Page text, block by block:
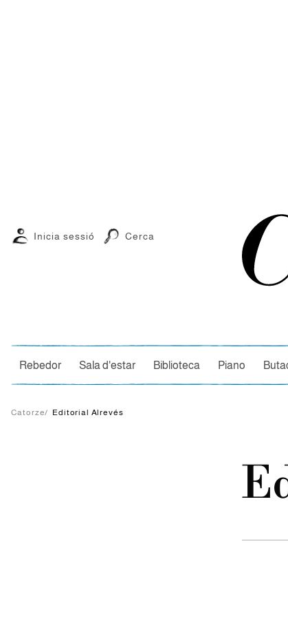
Inicia sessió Cerca
Rebedor Sala d'estar Biblioteca Piano
Catorze/ Editorial Alrevés